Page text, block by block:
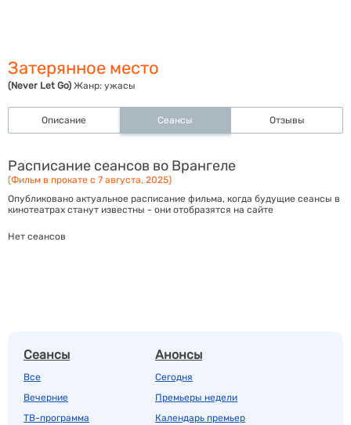
Затерянное место
(Never Let Go) Жанр: ужасы
Описание Сеансы Отзывы
Расписание сеансов во Врангеле
(Фильм в прокате с 7 августа, 2025)
Опубликовано актуальное расписание фильма, когда будущие сеансы в
кинотеатрах станут известны - они отобразятся на сайте
Нет сеансов
Сеансы
Все
Вечерние
ТВ-программа
Анонсы
Сегодня
Премьеры недели
Календарь премьер